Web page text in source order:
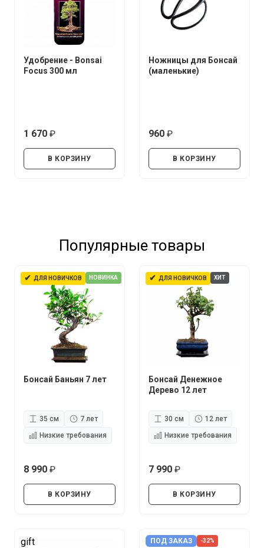
Удобрение - Bonsai
Focus 300 мл
1 670
В КОРЗИНУ
Ножницы для Бонсай
(маленькие)
960
В КОРЗИНУ
Популярные товары
✔ ДЛЯ НОВИЧКОВ НОВИНКА
Бонсай Баньян 7 лет
35 см
7 лет
Низкие требования
8 990
В КОРЗИНУ
✔ ДЛЯ НОВИЧКОВ ХИТ
Бонсай Денежное
Дерево 12 лет
30 см
12 лет
Низкие требования
7 990
В КОРЗИНУ
gift ПОД ЗАКАЗ -32%